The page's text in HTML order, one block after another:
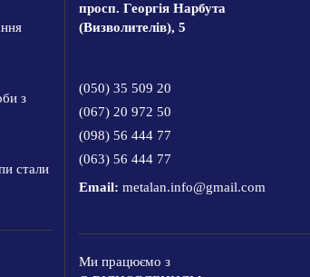
з
стали
просп. Георгія Нарбута
(Визволителів), 5
(050) 35 509 20
(067) 20 972 50
(098) 56 444 77
(063) 56 444 77
Email: metalan.info@gmail.com
Ми працюємо з